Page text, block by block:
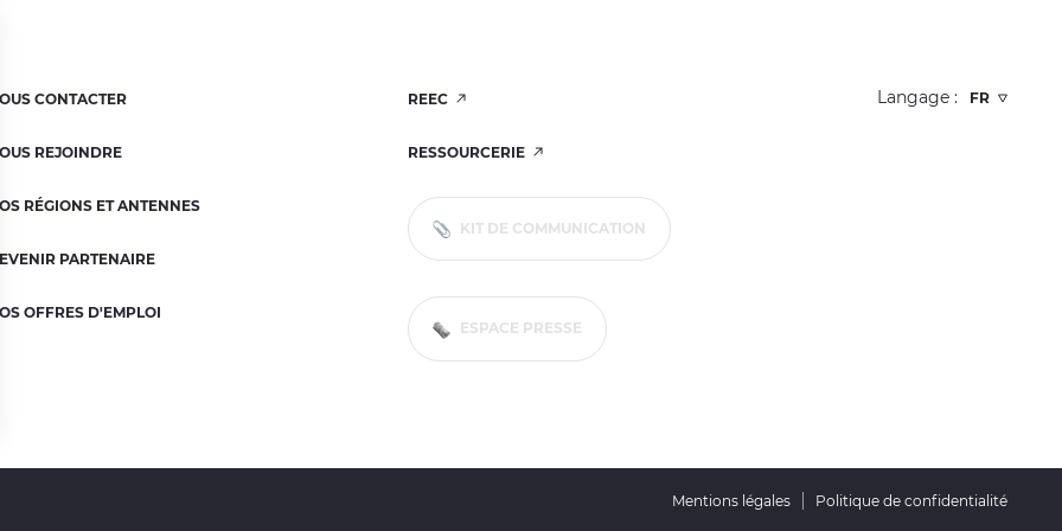
Langage :
CONTACTER
REJOINDRE
RÉGIONS ET ANTENNES
PARTENAIRE
OFFRES D'EMPLOI
REEC
RESSOURCERIE
KIT DE COMMUNICATION
ESPACE PRESSE
Mentions légales Politique de confidentialité
confidentialité, en garantissant la conformité avec les réglementations. Personnalisez vos préférences pour contrôler la manière dont